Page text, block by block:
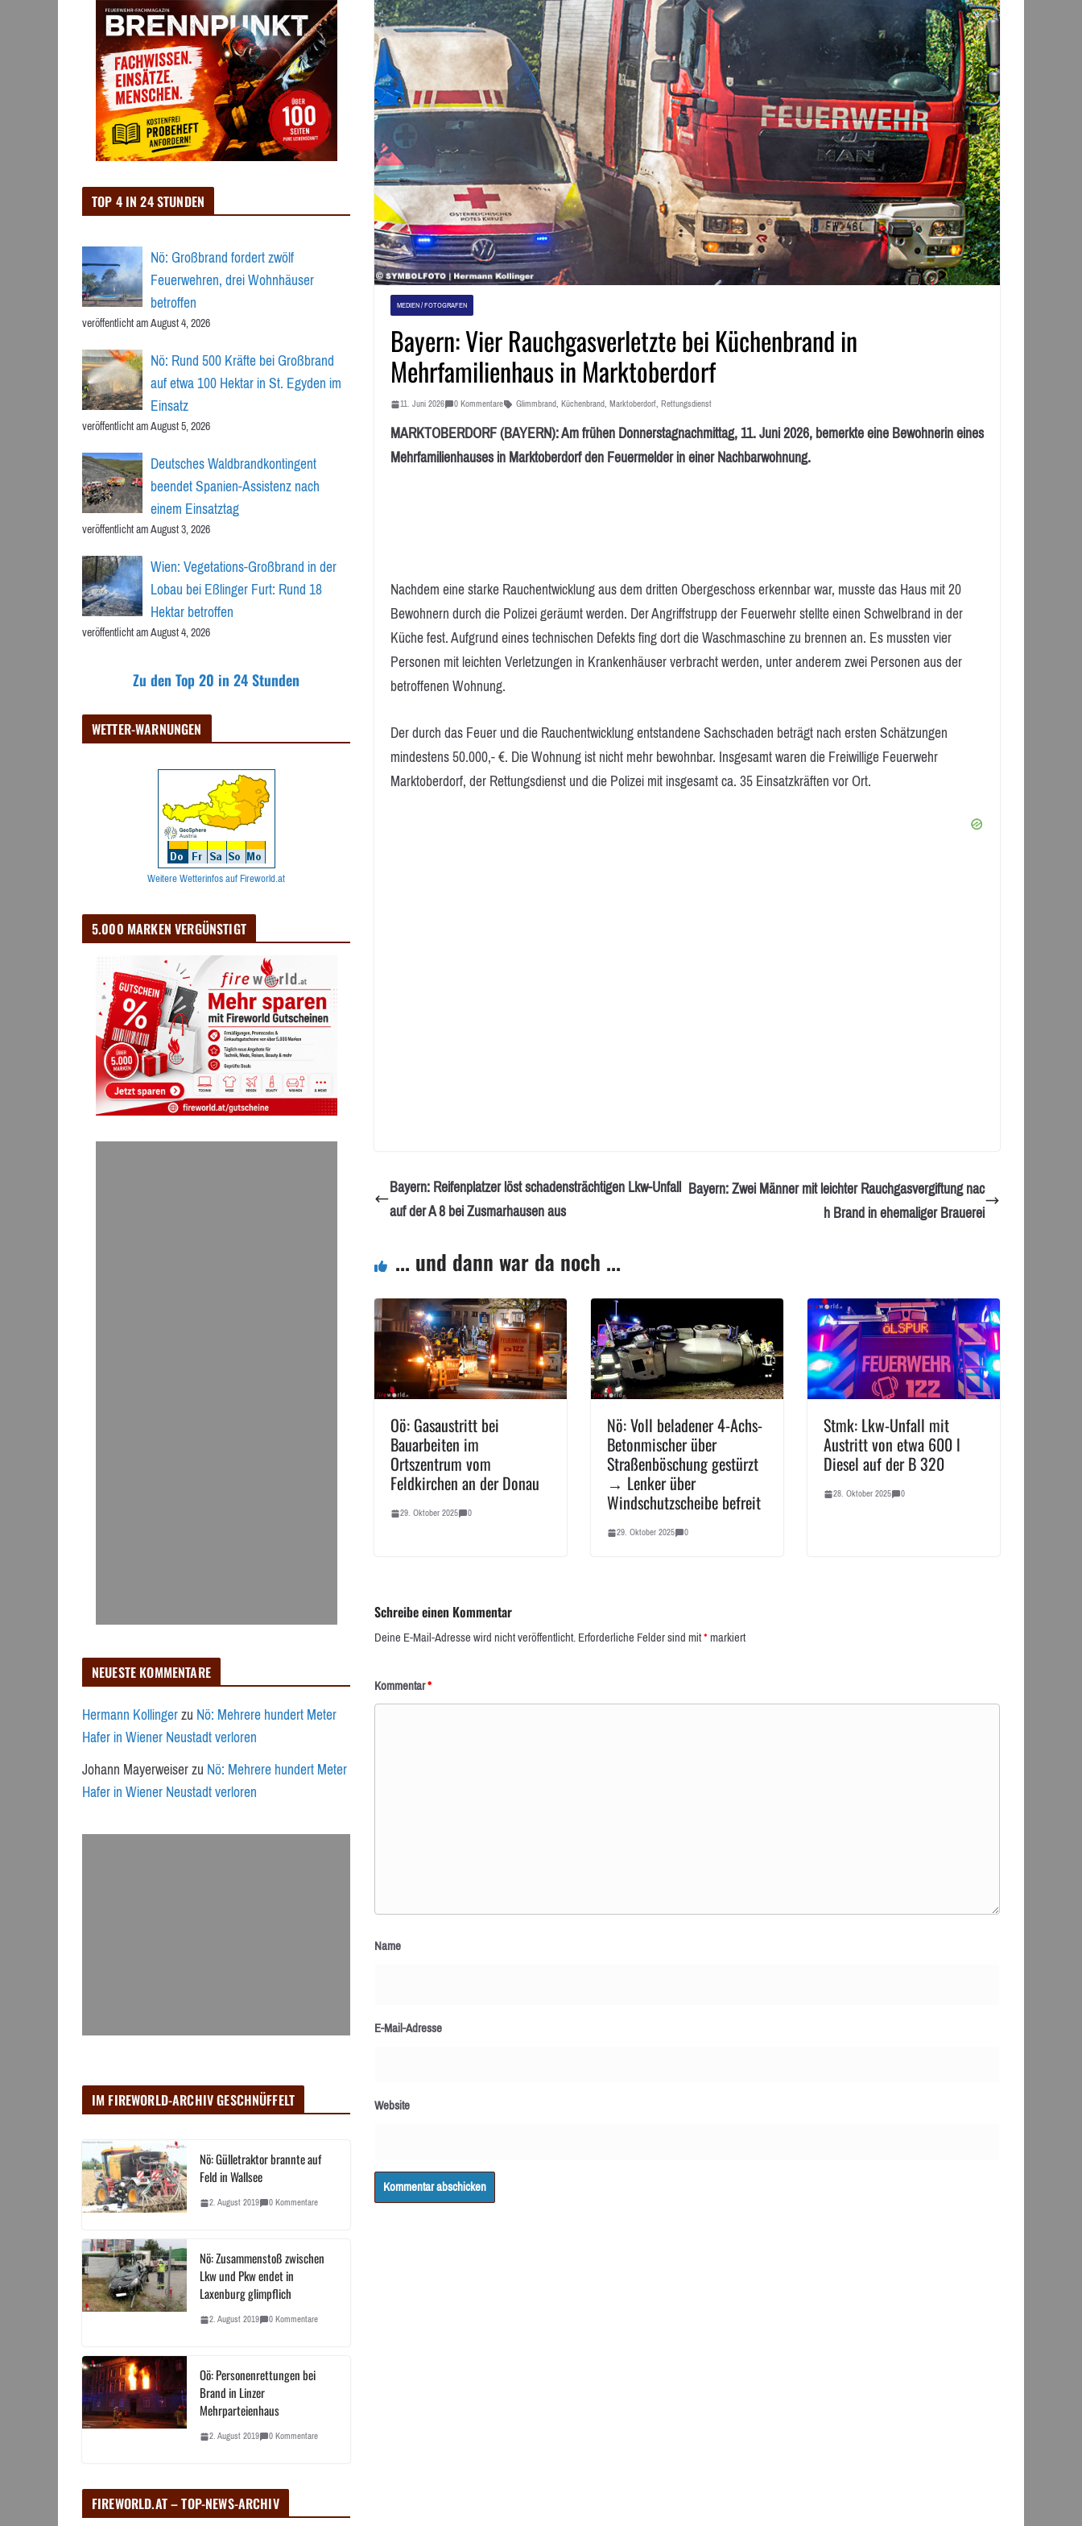
MEDIEN / FOTOGRAFEN
Bayern: Vier Rauchgasverletzte bei Küchenbrand in
Mehrfamilienhaus in Marktoberdorf
11. Juni 2026 0 Kommentare Glimmbrand, Küchenbrand, Marktoberdorf, Rettungsdienst
MARKTOBERDORF (BAYERN): Am frühen Donnerstagnachmittag, 11. Juni 2026, bemerkte eine Bewohnerin eines
Mehrfamilienhauses in Marktoberdorf den Feuermelder in einer Nachbarwohnung.
Nachdem eine starke Rauchentwicklung aus dem dritten Obergeschoss erkennbar war, musste das Haus mit 20
Bewohnern durch die Polizei geräumt werden. Der Angriffstrupp der Feuerwehr stellte einen Schwelbrand in der
Küche fest. Aufgrund eines technischen Defekts fing dort die Waschmaschine zu brennen an. Es mussten vier
Personen mit leichten Verletzungen in Krankenhäuser verbracht werden, unter anderem zwei Personen aus der
betroffenen Wohnung.
Der durch das Feuer und die Rauchentwicklung entstandene Sachschaden beträgt nach ersten Schätzungen
mindestens 50.000,- €. Die Wohnung ist nicht mehr bewohnbar. Insgesamt waren die Freiwillige Feuerwehr
Marktoberdorf, der Rettungsdienst und die Polizei mit insgesamt ca. 35 Einsatzkräften vor Ort.
Bayern: Reifenplatzer löst schadensträchtigen Lkw-Unfall
auf der A 8 bei Zusmarhausen aus
Bayern: Zwei Männer mit leichter Rauchgasvergiftung nac
h Brand in ehemaliger Brauerei
... und dann war da noch ...
Oö: Gasaustritt bei
Bauarbeiten im
Ortszentrum vom
Feldkirchen an der Donau
29. Oktober 2025 0
Nö: Voll beladener 4-Achs-
Betonmischer über
Straßenböschung gestürzt
→ Lenker über
Windschutzscheibe befreit
29. Oktober 2025 0
Stmk: Lkw-Unfall mit
Austritt von etwa 600 l
Diesel auf der B 320
28. Oktober 2025 0
Schreibe einen Kommentar
Deine E-Mail-Adresse wird nicht veröffentlicht.Erforderliche Felder sind mit*markiert
Kommentar*
Name
E-Mail-Adresse
Website
TOP 4 IN 24 STUNDEN
Nö: Großbrand fordert zwölf
Feuerwehren, drei Wohnhäuser
betroffen
veröffentlicht am August 4, 2026
Nö: Rund 500 Kräfte bei Großbrand
auf etwa 100 Hektar in St. Egyden im
Einsatz
veröffentlicht am August 5, 2026
Deutsches Waldbrandkontingent
beendet Spanien-Assistenz nach
einem Einsatztag
veröffentlicht am August 3, 2026
Wien: Vegetations-Großbrand in der
Lobau bei Eßlinger Furt: Rund 18
Hektar betroffen
veröffentlicht am August 4, 2026
Zu den Top 20 in 24 Stunden
WETTER-WARNUNGEN
Weitere Wetterinfos auf Fireworld.at
5.000 MARKEN VERGÜNSTIGT
NEUESTE KOMMENTARE
Hermann KollingerzuNö: Mehrere hundert Meter
Hafer in Wiener Neustadt verloren
Johann MayerweiserzuNö: Mehrere hundert Meter
Hafer in Wiener Neustadt verloren
IM FIREWORLD-ARCHIV GESCHNÜFFELT
Nö: Gülletraktor brannte auf
Feld in Wallsee
2. August 2019 0 Kommentare
Nö: Zusammenstoß zwischen
Lkw und Pkw endet in
Laxenburg glimpflich
2. August 2019 0 Kommentare
Oö: Personenrettungen bei
Brand in Linzer
Mehrparteienhaus
2. August 2019 0 Kommentare
FIREWORLD.AT – TOP-NEWS-ARCHIV